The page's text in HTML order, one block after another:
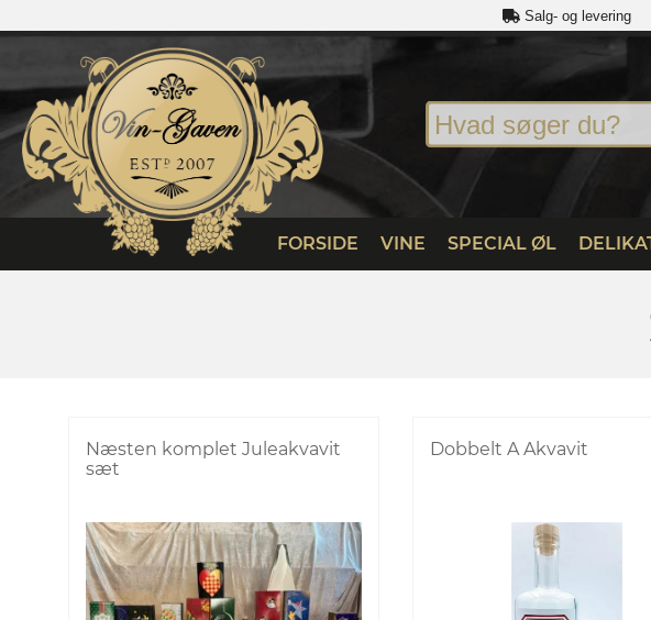
Salg- og levering
FORSIDE VINE SPECIAL ØL
Næsten komplet Juleakvavit
sæt
Dobbelt A Akvavit